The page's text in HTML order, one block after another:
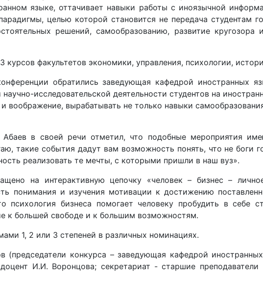
языке, оттачивает навыки работы с иноязычной
целью которой становится не передача студентам
решений, самообразованию, развитие
курсов факультетов экономики, управления, психологии,
обратились заведующая кафедрой иностранных
исследовательской деятельности студентов на
воображение, вырабатывать не только навыки
в своей речи отметил, что подобные мероприятия
такие события дадут вам возможность понять, что не
реализовать те мечты, с которыми пришли в наш вуз».
на интерактивную цепочку «человек – бизнес –
понимания и изучения мотивации к достижению
психология бизнеса помогает человеку пробудить в
к большей свободе и к большим возможностям.
1, 2 или 3 степеней в различных номинациях.
(председатели конкурса – заведующая кафедрой
И.И. Воронцова; секретариат - старшие